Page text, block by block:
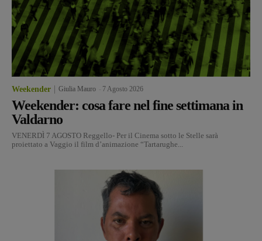
Weekender Giulia Mauro 7 Agosto 2026
Weekender: cosa fare nel fine settimana in
Valdarno
VENERDÌ 7 AGOSTO Reggello- Per il Cinema sotto le Stelle sarà
proiettato a Vaggio il film d’animazione “Tartarughe...